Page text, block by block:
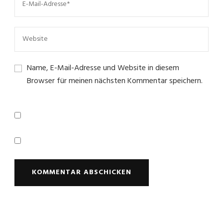
Name, E-Mail-Adresse und Website in diesem
Browser für meinen nächsten Kommentar speichern.